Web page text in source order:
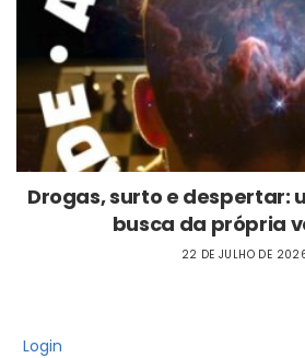
Drogas, surto e despertar:
busca da própria
22 DE JULHO DE
Login